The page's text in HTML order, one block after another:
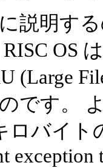
説明す
OS
(Large
です。
ロバイ